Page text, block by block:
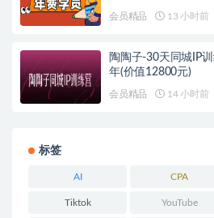
会员精品 13 小时前
陶陶子-30天同城IP
年(价值12800元)
会员精品 14 小时前
标签
AI CPA
Tiktok YouTube